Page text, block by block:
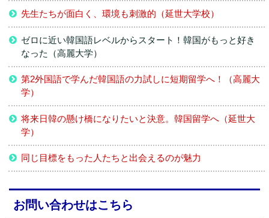
先生たちが面白く、環境も刺激的（延世大学校）
ゼロに近い韓国語レベルからスタート！韓国がもっと好き
なった（高麗大学）
第2外国語で学んだ韓国語の力試しに短期留学へ！（高麗大
学）
将来日韓の懸け橋になりたいと決意。韓国留学へ（延世大
学）
同じ目標をもった人たちと出会えるのが魅力
お問い合わせはこちら